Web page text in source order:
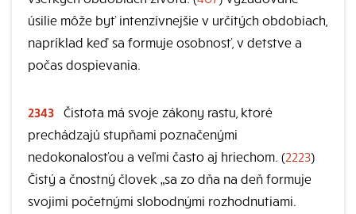
úsilie môže byť intenzívnejšie v určitých obdobiach,
napríklad keď sa formuje osobnosť, v detstve a
počas dospievania.
2343 Čistota má svoje zákony rastu, ktoré
prechádzajú stupňami poznačenými
nedokonalosťou a veľmi často aj hriechom. (2223)
Čistý a čnostný človek „sa zo dňa na deň formuje
svojimi početnými slobodnými rozhodnutiami.